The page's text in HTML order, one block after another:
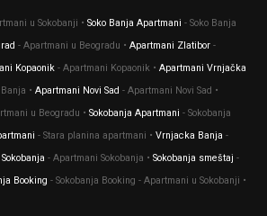
u Sokobanji • Soko Banja Apartmani - Soko Banja
- Apartmani u Beogradu • Apartmani Zlatibor -
Kopaonik - Apartmani Kopaonik • Apartmani Vrnjačka
• Apartmani Novi Sad - Apartmani Novi Sad •
u Beogradu • Sokobanja Apartmani - Sokobanja
- Stara planina apartmani • Vrnjacka Banja -
- Apartmani Sokobanja • Sokobanja smeštaj -
Booking - Sokobanja Booking - Apartmani u Sokobanji •